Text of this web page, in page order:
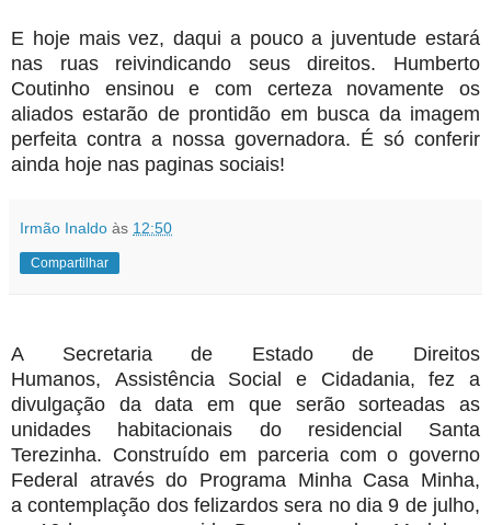
E hoje mais vez, daqui a pouco a juventude estará
nas ruas reivindicando seus direitos. Humberto
Coutinho ensinou e com certeza novamente os
aliados estarão de prontidão em busca da imagem
perfeita contra a nossa governadora. É só conferir
ainda hoje nas paginas sociais!
Irmão Inaldo às 12:50
Compartilhar
A Secretaria de Estado de Direitos
Humanos, Assistência Social e Cidadania, fez a
divulgação da data em que serão sorteadas as
unidades habitacionais do residencial Santa
Terezinha. Construído em parceria com o governo
Federal através do Programa Minha Casa Minha,
a contemplação dos felizardos sera no dia 9 de julho,